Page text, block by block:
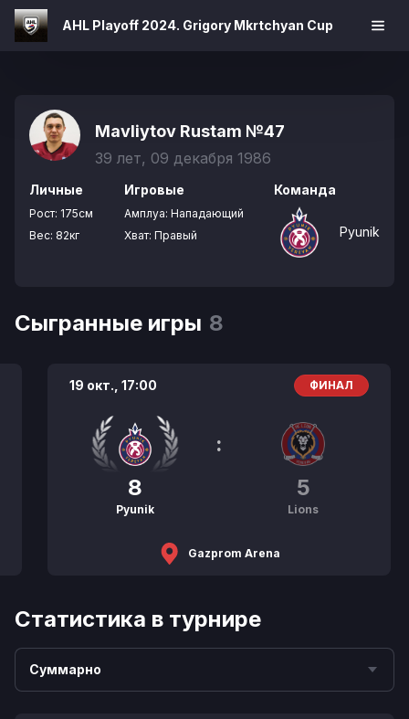
AHL Playoff 2024. Grigory Mkrtchyan Cup
Mavliytov Rustam №47
39 лет, 09 декабря 1986
Личные
Рост: 175см
Вес: 82кг
Игровые
Амплуа: Нападающий
Хват: Правый
Команда
Pyunik
Сыгранные игры 8
19 окт., 17:00 ФИНАЛ
8
Pyunik
:
5
Lions
Gazprom Arena
Статистика в турнире
Суммарно